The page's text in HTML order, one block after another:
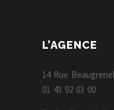
L’AGENCE
14 Rue
01 43 92 03 00